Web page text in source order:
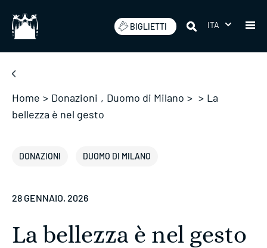
BIGLIETTI ITA
Home > Donazioni , Duomo di Milano > > La
bellezza è nel gesto
DONAZIONI DUOMO DI MILANO
28 GENNAIO, 2026
La bellezza è nel gesto